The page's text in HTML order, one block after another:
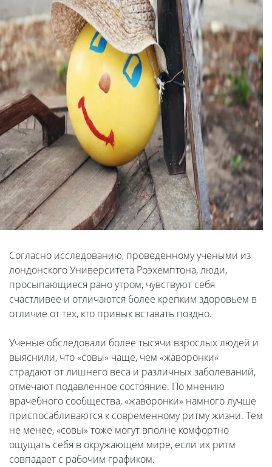
Согласно исследованию, проведенному учеными из
лондонского Университета Роэхемптона, люди,
просыпающиеся рано утром, чувствуют себя
счастливее и отличаются более крепким здоровьем в
отличие от тех, кто привык вставать поздно.
Ученые обследовали более тысячи взрослых людей и
выяснили, что «совы» чаще, чем «жаворонки»
страдают от лишнего веса и различных заболеваний,
отмечают подавленное состояние. По мнению
врачебного сообщества, «жаворонки» намного лучше
приспосабливаются к современному ритму жизни. Тем
не менее, «совы» тоже могут вполне комфортно
ощущать себя в окружающем мире, если их ритм
совпадает с рабочим графиком.